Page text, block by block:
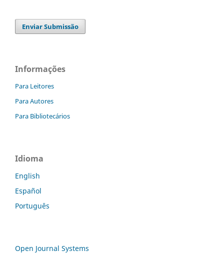
Enviar Submissão
Informações
Para Leitores
Para Autores
Para Bibliotecários
Idioma
English
Español
Português
Open Journal Systems